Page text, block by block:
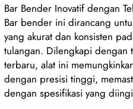
Bar Bender Inovatif dengan
Bar bender ini dirancang
yang akurat dan konsisten
tulangan. Dilengkapi dengan
terbaru, alat ini
dengan presisi tinggi,
dengan spesifikasi yang